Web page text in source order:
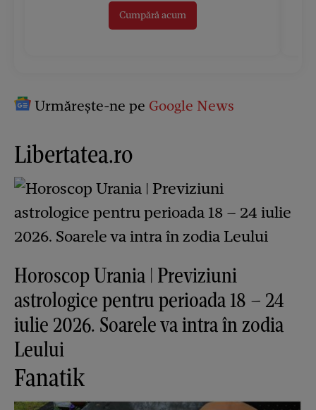
Cumpără acum
Urmărește-ne pe Google News
Libertatea.ro
Horoscop Urania | Previziuni
astrologice pentru perioada 18 – 24
iulie 2026. Soarele va intra în zodia
Leului
Fanatik